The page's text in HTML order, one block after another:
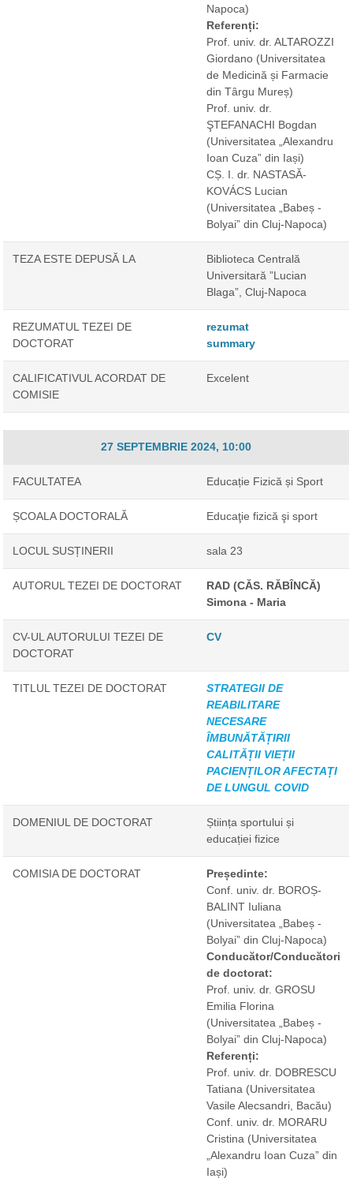
Napoca)
Referenți:
Prof. univ. dr. ALTAROZZI
Giordano (Universitatea
de Medicină și Farmacie
din Târgu Mureș)
Prof. univ. dr.
ŞTEFANACHI Bogdan
(Universitatea „Alexandru
Ioan Cuza” din Iași)
CȘ. I. dr. NASTASĂ-
KOVÁCS Lucian
(Universitatea „Babeș -
Bolyai” din Cluj-Napoca)
TEZA ESTE DEPUSĂ LA
Biblioteca Centrală
Universitară ”Lucian
Blaga”, Cluj-Napoca
REZUMATUL TEZEI DE
DOCTORAT
rezumat
summary
CALIFICATIVUL ACORDAT DE
COMISIE
Excelent
27 SEPTEMBRIE 2024, 10:00
FACULTATEA Educație Fizică și Sport
ȘCOALA DOCTORALĂ Educaţie fizică şi sport
LOCUL SUSȚINERII sala 23
AUTORUL TEZEI DE DOCTORAT
RAD (CĂS. RĂBÎNCĂ)
Simona - Maria
CV-UL AUTORULUI TEZEI DE
DOCTORAT
CV
TITLUL TEZEI DE DOCTORAT
STRATEGII DE
REABILITARE
NECESARE
ÎMBUNĂTĂȚIRII
CALITĂȚII VIEȚII
PACIENȚILOR AFECTAȚI
DE LUNGUL COVID
DOMENIUL DE DOCTORAT
Știința sportului și
educației fizice
COMISIA DE DOCTORAT
Președinte:
Conf. univ. dr. BOROȘ-
BALINT Iuliana
(Universitatea „Babeș -
Bolyai” din Cluj-Napoca)
Conducător/Conducători
de doctorat:
Prof. univ. dr. GROSU
Emilia Florina
(Universitatea „Babeș -
Bolyai” din Cluj-Napoca)
Referenți:
Prof. univ. dr. DOBRESCU
Tatiana (Universitatea
Vasile Alecsandri, Bacău)
Conf. univ. dr. MORARU
Cristina (Universitatea
„Alexandru Ioan Cuza” din
Iași)